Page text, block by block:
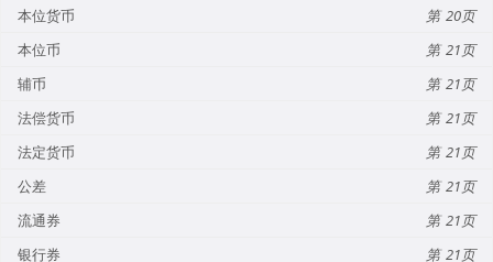
本位货币
20
本位币
21
辅币
21
法偿货币
21
法定货币
21
公差
21
流通券
21
银行券
21